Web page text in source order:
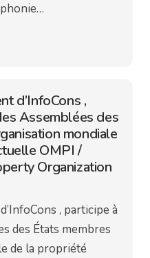
d’InfoCons ,
Assemblées des
mondiale
OMPI /
Organization
, participe à
des États membres
de la propriété